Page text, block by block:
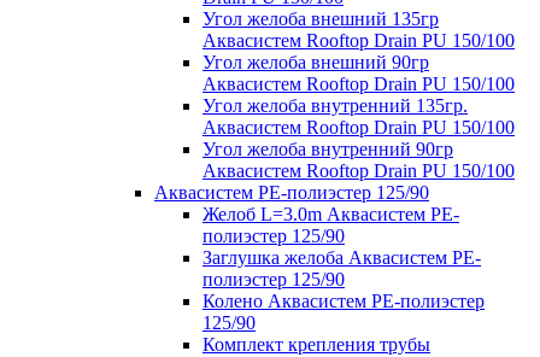
Угол желоба внешний 135гр
Аквасистем Rooftop Drain PU 150/100
Угол желоба внешний 90гр
Аквасистем Rooftop Drain PU 150/100
Угол желоба внутренний 135гр.
Аквасистем Rooftop Drain PU 150/100
Угол желоба внутренний 90гр
Аквасистем Rooftop Drain PU 150/100
Аквасистем PE-полиэстер 125/90
Желоб L=3.0m Аквасистем PE-
полиэстер 125/90
Заглушка желоба Аквасистем PE-
полиэстер 125/90
Колено Аквасистем PE-полиэстер
125/90
Комплект крепления трубы